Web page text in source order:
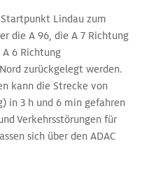
Lindau zum
die A 96, die A 7 Richtung
6 Richtung
zurückgelegt werden.
kann die Strecke von
in 3 h und 6 min gefahren
Verkehrsstörungen für
sich über den ADAC